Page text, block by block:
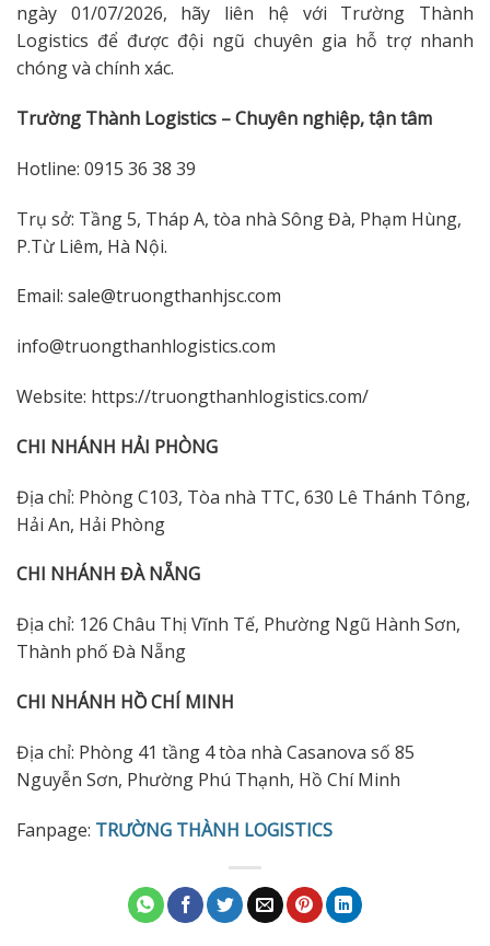
ngày 01/07/2026, hãy liên hệ với Trường Thành
Logistics để được đội ngũ chuyên gia hỗ trợ nhanh
chóng và chính xác.
Trường Thành Logistics – Chuyên nghiệp, tận tâm
Hotline: 0915 36 38 39
Trụ sở: Tầng 5, Tháp A, tòa nhà Sông Đà, Phạm Hùng,
P.Từ Liêm, Hà Nội.
Email: sale@truongthanhjsc.com
info@truongthanhlogistics.com
Website: https://truongthanhlogistics.com/
CHI NHÁNH HẢI PHÒNG
Địa chỉ: Phòng C103, Tòa nhà TTC, 630 Lê Thánh Tông,
Hải An, Hải Phòng
CHI NHÁNH ĐÀ NẴNG
Địa chỉ: 126 Châu Thị Vĩnh Tế, Phường Ngũ Hành Sơn,
Thành phố Đà Nẵng
CHI NHÁNH HỒ CHÍ MINH
Địa chỉ: Phòng 41 tầng 4 tòa nhà Casanova số 85
Nguyễn Sơn, Phường Phú Thạnh, Hồ Chí Minh
Fanpage: TRƯỜNG THÀNH LOGISTICS